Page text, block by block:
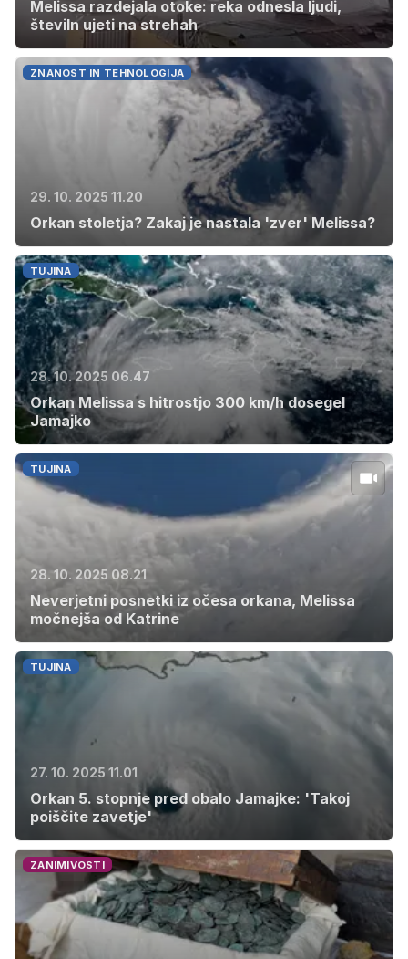
Melissa razdejala otoke: reka odnesla ljudi,
številn ujeti na strehah
ZNANOST IN TEHNOLOGIJA
29. 10. 2025 11.20
Orkan stoletja? Zakaj je nastala 'zver' Melissa?
TUJINA
28. 10. 2025 06.47
Orkan Melissa s hitrostjo 300 km/h dosegel
Jamajko
TUJINA
28. 10. 2025 08.21
Neverjetni posnetki iz očesa orkana, Melissa
močnejša od Katrine
TUJINA
27. 10. 2025 11.01
Orkan 5. stopnje pred obalo Jamajke: 'Takoj
poiščite zavetje'
ZANIMIVOSTI